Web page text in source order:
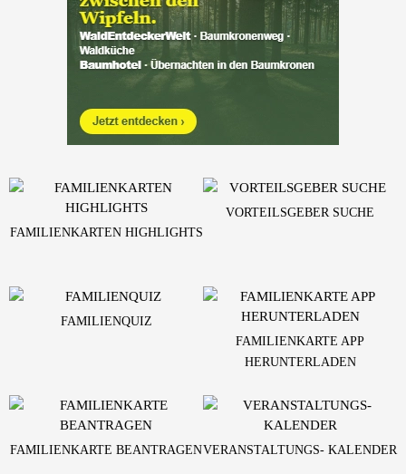
FAMILIENKARTEN HIGHLIGHTS
VORTEILSGEBER SUCHE
FAMILIENQUIZ
FAMILIENKARTE APP
HERUNTERLADEN
FAMILIENKARTE BEANTRAGENVERANSTALTUNGS- KALENDER